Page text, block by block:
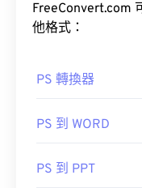
FreeConvert.com
他格式：
PS 轉換器
PS 到 WORD
PS 到 PPT